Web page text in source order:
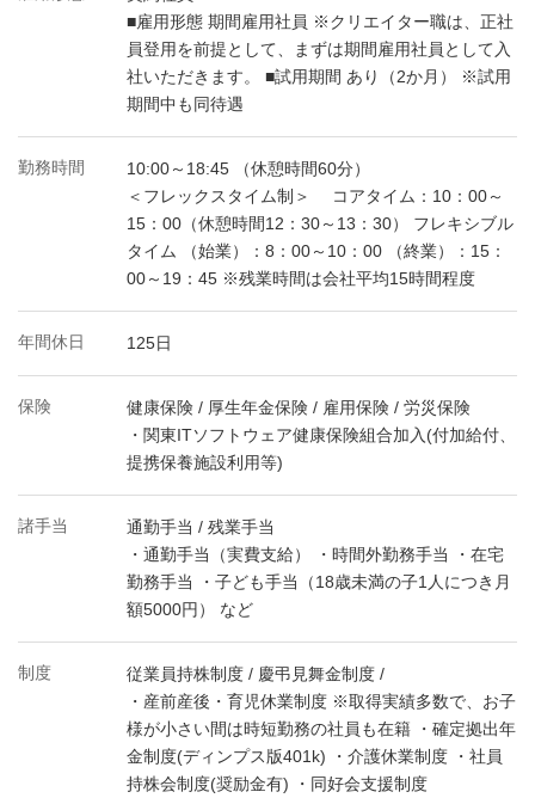
■雇用形態 期間雇用社員 ※クリエイター職は、正社
員登用を前提として、まずは期間雇用社員として入
社いただきます。 ■試用期間 あり（2か月） ※試用
期間中も同待遇
勤務時間
10:00～18:45 （休憩時間60分）
＜フレックスタイム制＞ コアタイム：10：00～
15：00（休憩時間12：30～13：30） フレキシブル
タイム （始業）：8：00～10：00 （終業）：15：
00～19：45 ※残業時間は会社平均15時間程度
年間休日 125日
保険
健康保険 / 厚生年金保険 / 雇用保険 / 労災保険
・関東ITソフトウェア健康保険組合加入(付加給付、
提携保養施設利用等)
諸手当
通勤手当 / 残業手当
・通勤手当（実費支給） ・時間外勤務手当 ・在宅
勤務手当 ・子ども手当（18歳未満の子1人につき月
額5000円） など
制度
従業員持株制度 / 慶弔見舞金制度 /
・産前産後・育児休業制度 ※取得実績多数で、お子
様が小さい間は時短勤務の社員も在籍 ・確定拠出年
金制度(ディンプス版401k) ・介護休業制度 ・社員
持株会制度(奨励金有) ・同好会支援制度